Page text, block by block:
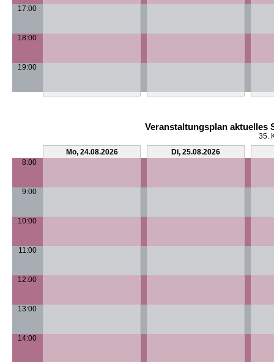
17:00
18:00
19:00
Veranstaltungsplan aktuelles
35.
Mo, 24.08.2026
Di, 25.08.2026
8:00
9:00
10:00
11:00
12:00
13:00
14:00